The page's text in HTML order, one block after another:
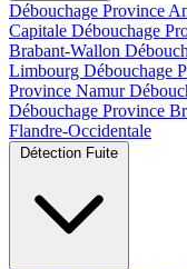
Débouchage Province
Capitale Débouchage
Brabant-Wallon
Limbourg Débouchage
Province Namur
Débouchage Province
Flandre-Occidentale